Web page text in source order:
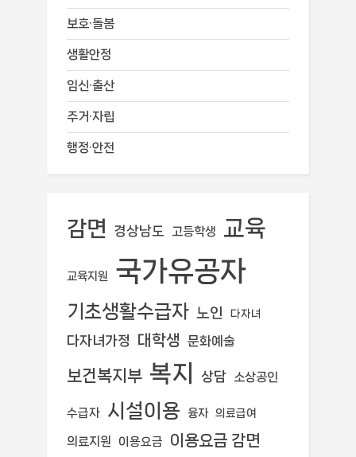
보호·돌봄
생활안정
임신·출산
주거·자립
행정·안전
감면 경상남도 고등학생 교육
교육지원 국가유공자
기초생활수급자 노인 다자녀
다자녀가정 대학생 문화예술
보건복지부 복지 상담 소상공인
수급자 시설이용 융자 의료급여
의료지원 이용요금 이용요금 감면